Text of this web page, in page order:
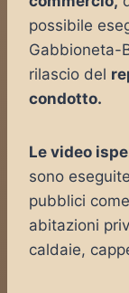
possibile
Gabbioneta-
rilascio del
condotto.
Le video
sono
pubblici
abitazioni
caldaie,